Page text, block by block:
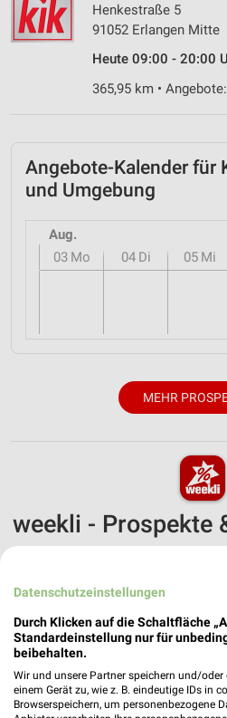
Henkestraße 5
91052 Erlangen Mitte
Heute 09:00 - 20:00
365,95 km •
Angebote-Kalender für
und Umgebung
Aug.
03 Mo 04 Di 05 Mi
MEHR
weekli - Prospekte
weekli App für
✔Folge deinem
✔Push-
✔Einkaufsliste - Einkauf
JETZT LADEN
Datenschutzeinstellungen
Durch Klicken auf die Schaltfläche
Standardeinstellung nur für
beibehalten.
Wir und unsere Partner speichern und/
einem Gerät zu, wie z. B. eindeutige IDs in
Browserspeichern, um personenbezogene